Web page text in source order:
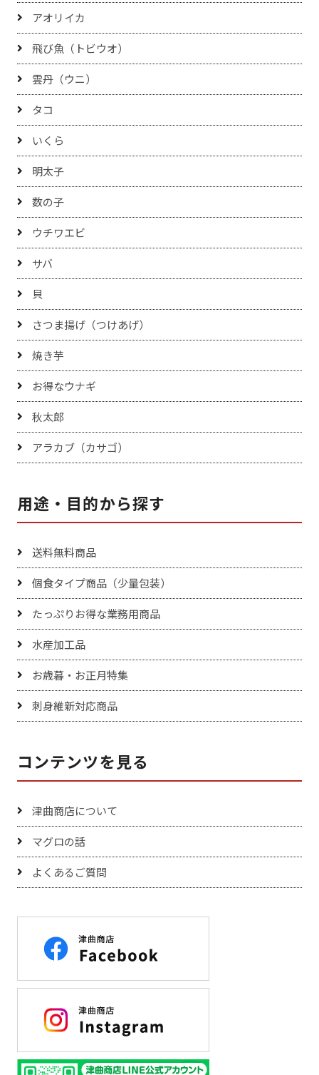
アオリイカ
飛び魚（トビウオ）
雲丹（ウニ）
タコ
いくら
明太子
数の子
ウチワエビ
サバ
貝
さつま揚げ（つけあげ）
焼き芋
お得なウナギ
秋太郎
アラカブ（カサゴ）
用途・目的から探す
送料無料商品
個食タイプ商品（少量包装）
たっぷりお得な業務用商品
水産加工品
お歳暮・お正月特集
刺身維新対応商品
コンテンツを見る
津曲商店について
マグロの話
よくあるご質問